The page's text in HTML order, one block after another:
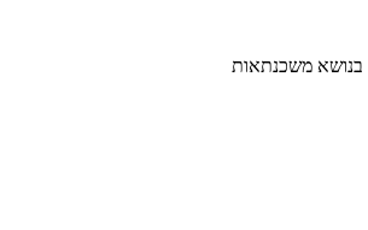
בנושא משכנתאות